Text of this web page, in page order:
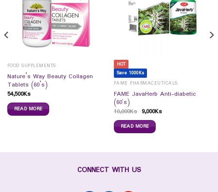
FOOD SUPPLEMENTS
Nature’s Way Beauty Collagen
Tablets (60’s)
54,500Ks
READ MORE
HOT
Save 1000Ks
FAME PHARMACEUTICALS
FAME JavaHerb Anti-diabetic
(60`s)
10,000Ks 9,000Ks
READ MORE
CONNECT WITH US